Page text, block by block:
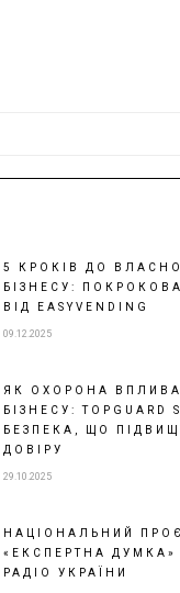
5 КРОКІВ ДО
БІЗНЕСУ: ПОКРОКОВА
ВІД EASYVENDING
09.12.2025
ЯК ОХОРОНА
БІЗНЕСУ: TOPGUARD
БЕЗПЕКА, ЩО
ДОВІРУ
29.10.2025
НАЦІОНАЛЬНИЙ
«ЕКСПЕРТНА ДУМКА»
РАДІО УКРАЇНИ